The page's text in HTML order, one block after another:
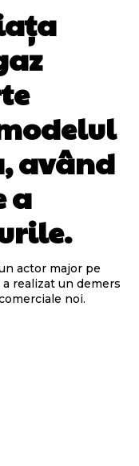
având
a
actor major pe
realizat un demers
noi.